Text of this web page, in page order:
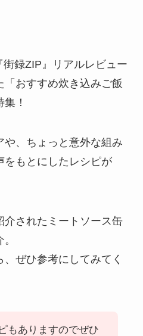
録ZIP』リアルレビュー
おすすめ炊き込みご飯
！
や、ちょっと意外な組み
をもとにしたレシピが
介されたミートソース缶
ぜひ参考にしてみてく
もありますのでぜひ